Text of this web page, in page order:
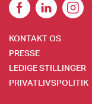
KONTAKT OS
PRESSE
LEDIGE STILLINGER
PRIVATLIVSPOLITIK